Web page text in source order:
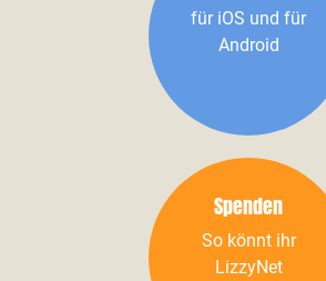
für iOS und für
Android
Spenden
So könnt ihr
LizzyNet